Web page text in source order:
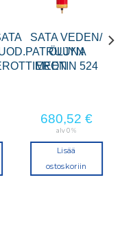
SATA VEDEN/
ÖLJYN
EROTIN 524
680,52 €
alv 0 %
Lisää
ostoskoriin